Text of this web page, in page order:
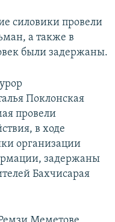
силовики провели
а также в
были задержаны.
Поклонская
провели
в ходе
организации
задержаны
Бахчисарая